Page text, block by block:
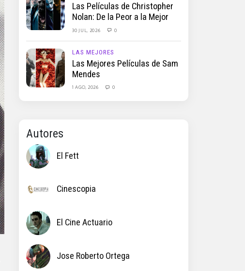
Las Películas de Christopher
Nolan: De la Peor a la Mejor
30 JUL, 2026 0
LAS MEJORES
Las Mejores Películas de Sam
Mendes
1 AGO, 2026 0
Autores
El Fett
Cinescopia
El Cine Actuario
Jose Roberto Ortega